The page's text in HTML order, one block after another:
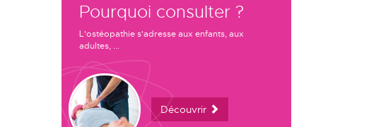
Pourquoi consulter ?
L'ostéopathie s'adresse aux enfants, aux
adultes, ...
Découvrir